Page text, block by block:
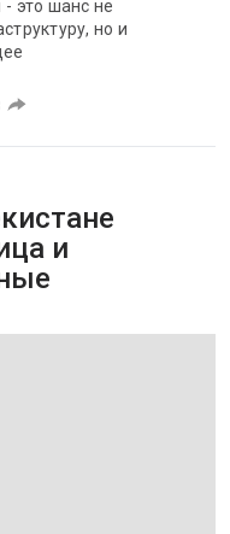
это шанс не
но и
и